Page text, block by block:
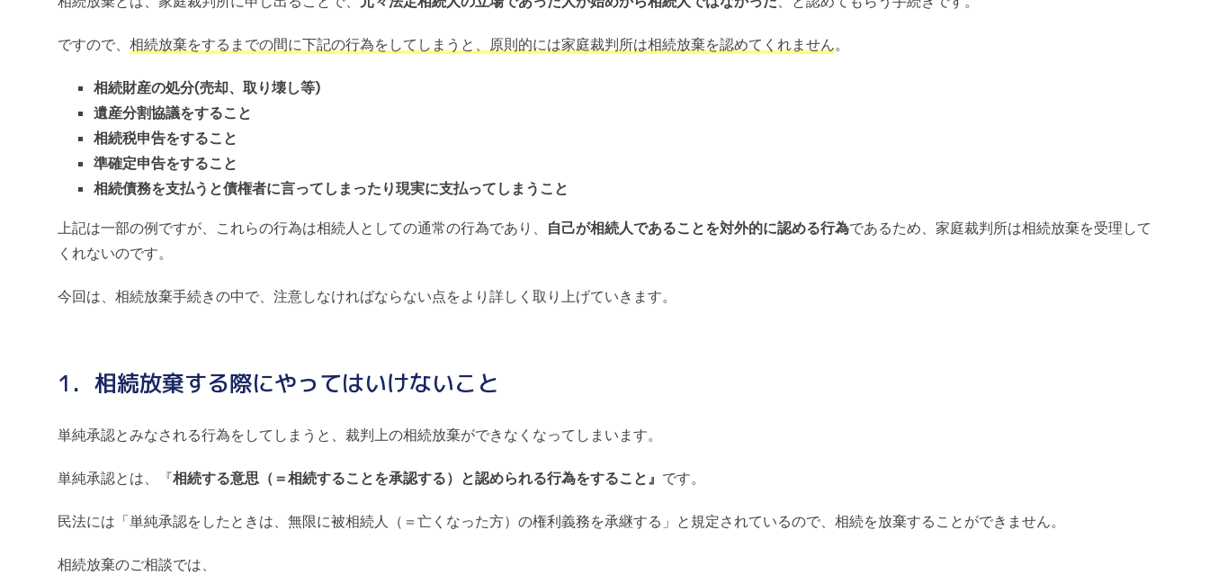
ですので、 相続放棄をするまでの間に下記の行為をしてしまうと、原則的には家庭裁判所は相続放棄を認めてくれません。
相続財産の処分(売却、取り壊し等)
遺産分割協議をすること
相続税申告をすること
準確定申告をすること
相続債務を支払うと債権者に言ってしまったり現実に支払ってしまうこと
上記は一部の例ですが、これらの行為は相続人としての通常の行為であり、 自己が相続人であることを対外的に認める行為であるため、家庭裁判所は相続放棄を受理して
くれないのです。
今回は、相続放棄手続きの中で、注意しなければならない点をより詳しく取り上げていきます。
1．相続放棄する際にやってはいけないこと
単純承認とみなされる行為をしてしまうと、裁判上の相続放棄ができなくなってしまいます。
単純承認とは、『相続する意思（＝相続することを承認する）と認められる行為をすること』 です。
民法には「単純承認をしたときは、無限に被相続人（＝亡くなった方）の権利義務を承継する」と規定されているので、相続を放棄することができません。
相続放棄のご相談では、